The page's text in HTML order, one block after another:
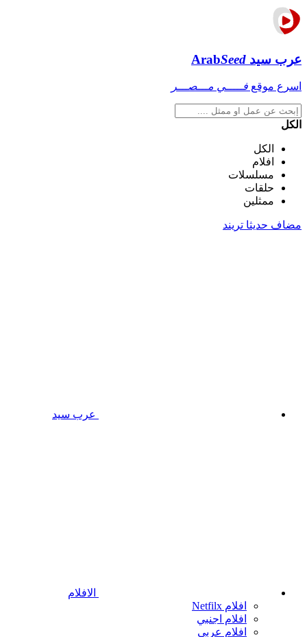
عرب سيد ArabSeed
اسرع موقع فـــــي مـــصـــر
الكل
الكل
افلام
مسلسلات
حلقات
ممثلين
مضاف حديثا تريند
عرب سيد
الافلام
افلام Netfilx
افلام اجنبي
افلام عربي